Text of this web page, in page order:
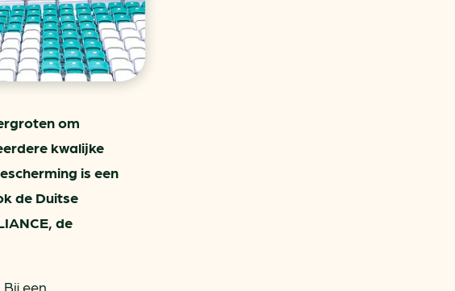
(073) 822 74 86
om
kwalijke
is een
de Duitse
de
een